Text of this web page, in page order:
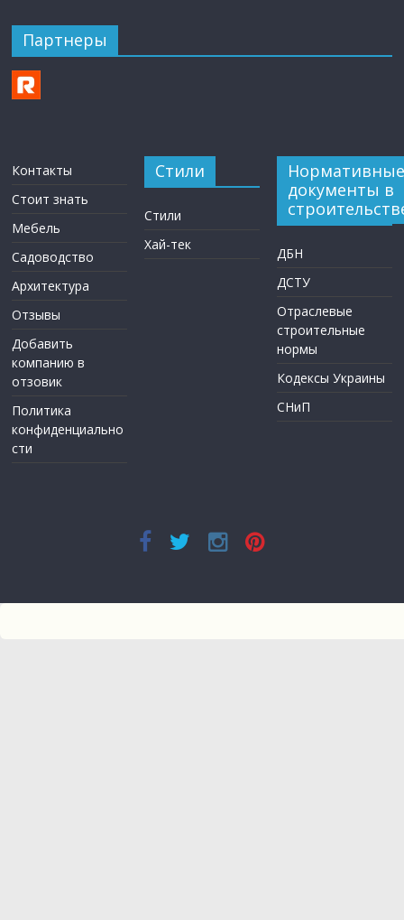
Партнеры
Контакты
Стоит знать
Мебель
Садоводство
Архитектура
Отзывы
Добавить
компанию в
отзовик
Политика
конфиденциально
сти
Стили
Стили
Хай-тек
Нормативные
документы в
ДБН
ДСТУ
Отраслевые
строительные
нормы
Кодексы Украины
СНиП